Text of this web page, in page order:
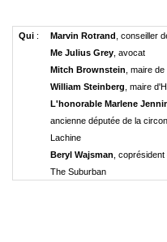
Qui : Marvin Rotrand , conseiller
Me Julius Grey , avocat
Mitch Brownstein , maire
William Steinberg , maire
L'honorable Marlene
ancienne députée de la
Lachine
Beryl Wajsman ,
The Suburban